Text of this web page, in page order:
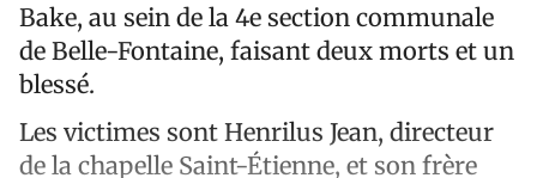
Bake, au sein de la 4e section communale
de Belle-Fontaine, faisant deux morts et un
blessé.
Les victimes sont Henrilus Jean, directeur
de la chapelle Saint-Étienne, et son frère